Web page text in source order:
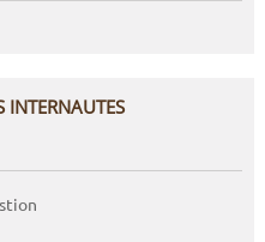
INTERNAUTES